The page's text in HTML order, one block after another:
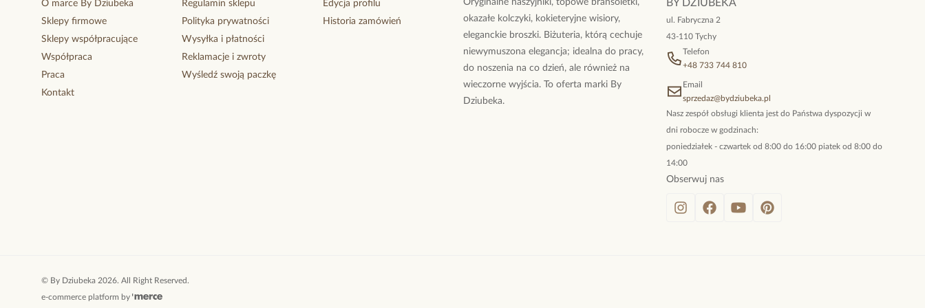
O marce By Dziubeka
Sklepy firmowe
Sklepy współpracujące
Współpraca
Praca
Kontakt
Regulamin sklepu
Polityka prywatności
Wysyłka i płatności
Reklamacje i zwroty
Wyśledź swoją paczkę
Edycja profilu
Historia zamówień
Oryginalne naszyjniki, topowe bransoletki,
okazałe kolczyki, kokieteryjne wisiory,
eleganckie broszki. Biżuteria, którą cechuje
niewymuszona elegancja; idealna do pracy,
do noszenia na co dzień, ale również na
wieczorne wyjścia. To oferta marki By
Dziubeka.
BY DZIUBEKA
ul. Fabryczna 2
43-110 Tychy
Telefon
+48 733 744 810
Email
sprzedaz@bydziubeka.pl
Nasz zespół obsługi klienta jest do Państwa dyspozycji w
dni robocze w godzinach:
poniedziałek - czwartek od 8:00 do 16:00 piatek od 8:00 do
14:00
Obserwuj nas
© By Dziubeka 2026. All Right Reserved.
e-commerce platform by